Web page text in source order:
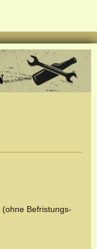
(ohne Befristungs-